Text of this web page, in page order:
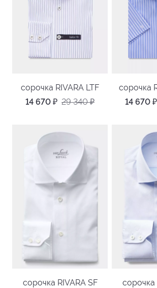
сорочка RIVARA LTF
14 670 ₽ 29 340₽
сорочка
14 670 ₽
сорочка RIVARA SF
сорочка